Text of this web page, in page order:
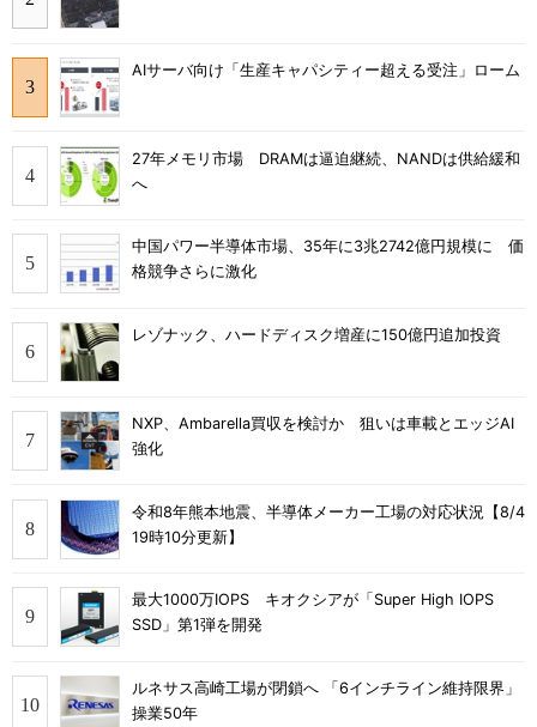
AIサーバ向け「生産キャパシティー超える受注」ローム
27年メモリ市場 DRAMは逼迫継続、NANDは供給緩和
へ
中国パワー半導体市場、35年に3兆2742億円規模に 価
格競争さらに激化
レゾナック、ハードディスク増産に150億円追加投資
NXP、Ambarella買収を検討か 狙いは車載とエッジAI
強化
令和8年熊本地震、半導体メーカー工場の対応状況【8/4
19時10分更新】
最大1000万IOPS キオクシアが「Super High IOPS
SSD」第1弾を開発
ルネサス高崎工場が閉鎖へ 「6インチライン維持限界」
操業50年